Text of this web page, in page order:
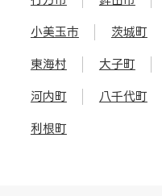
小美玉市 茨城町
東海村 大子町
河内町 八千代町
利根町